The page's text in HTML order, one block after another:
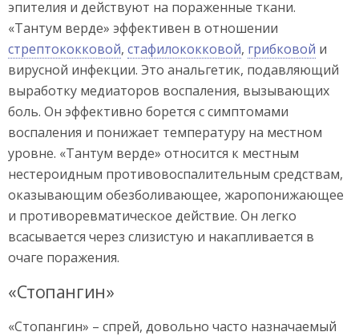
эпителия и действуют на пораженные ткани.
«Тантум верде» эффективен в отношении
стрептококковой, стафилококковой, грибковой и
вирусной инфекции. Это анальгетик, подавляющий
выработку медиаторов воспаления, вызывающих
боль. Он эффективно борется с симптомами
воспаления и понижает температуру на местном
уровне. «Тантум верде» относится к местным
нестероидным противовоспалительным средствам,
оказывающим обезболивающее, жаропонижающее
и противоревматическое действие. Он легко
всасывается через слизистую и накапливается в
очаге поражения.
«Стопангин»
«Стопангин» – спрей, довольно часто назначаемый